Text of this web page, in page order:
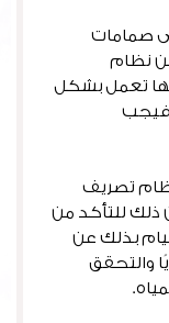
صمامات
نظام
تعمل بشكل
فيجب
تصريف
للتأكد من
بذلك عن
والتحقق